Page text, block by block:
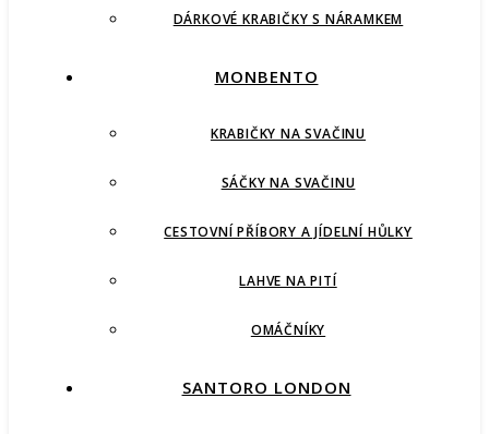
DÁRKOVÉ KRABIČKY S NÁRAMKEM
MONBENTO
KRABIČKY NA SVAČINU
SÁČKY NA SVAČINU
CESTOVNÍ PŘÍBORY A JÍDELNÍ HŮLKY
LAHVE NA PITÍ
OMÁČNÍKY
SANTORO LONDON